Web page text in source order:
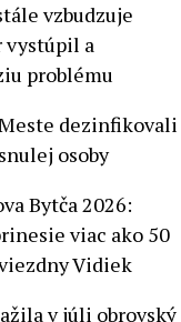
vzbudzuje
vystúpil a
problému
dezinfikovali
osoby
Bytča 2026:
viac ako 50
Vidiek
v júli obrovský